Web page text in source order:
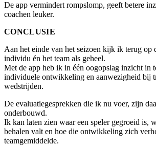
De app vermindert rompslomp, geeft betere
coachen leuker.
CONCLUSIE
Aan het einde van het seizoen kijk ik terug op
individu én het team als geheel.
Met de app heb ik in één oogopslag inzicht in
individuele ontwikkeling en aanwezigheid bij
wedstrijden.
De evaluatiegesprekken die ik nu voer, zijn
onderbouwd.
Ik kan laten zien waar een speler gegroeid is,
behalen valt en hoe die ontwikkeling zich
teamgemiddelde.